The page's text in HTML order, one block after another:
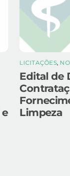
LICITAÇÕES,
Edital de
Limpeza